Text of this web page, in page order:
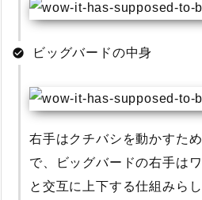
ビッグバードの中身
右手はクチバシを動かすた
で、ビッグバードの右手は
と交互に上下する仕組みらし